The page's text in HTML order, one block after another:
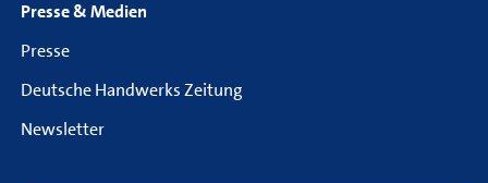
Presse & Medien
Presse
Deutsche Handwerks Zeitung
Newsletter